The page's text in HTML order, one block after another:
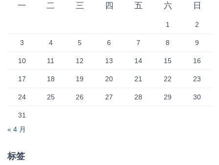
一 二 三 四 五 六 日
1 2
3 4 5 6 7 8 9
10 11 12 13 14 15 16
17 18 19 20 21 22 23
24 25 26 27 28 29 30
31
« 4 月
标签